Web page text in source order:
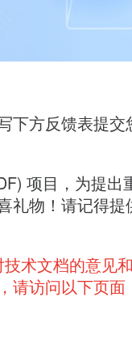
下方反馈表提交
项目，为提出
礼物！请记得提
术文档的意见
请访问以下页面